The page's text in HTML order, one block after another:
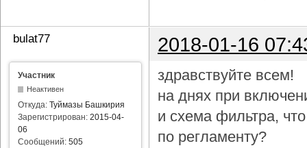
bulat77 2018-01-16
Участник
Неактивен
Откуда: Туймазы Башкирия
Зарегистрирован: 2015-04-
06
Сообщений: 505
здравствуйте всем!
на днях при
и схема фильтра,
по регламенту?